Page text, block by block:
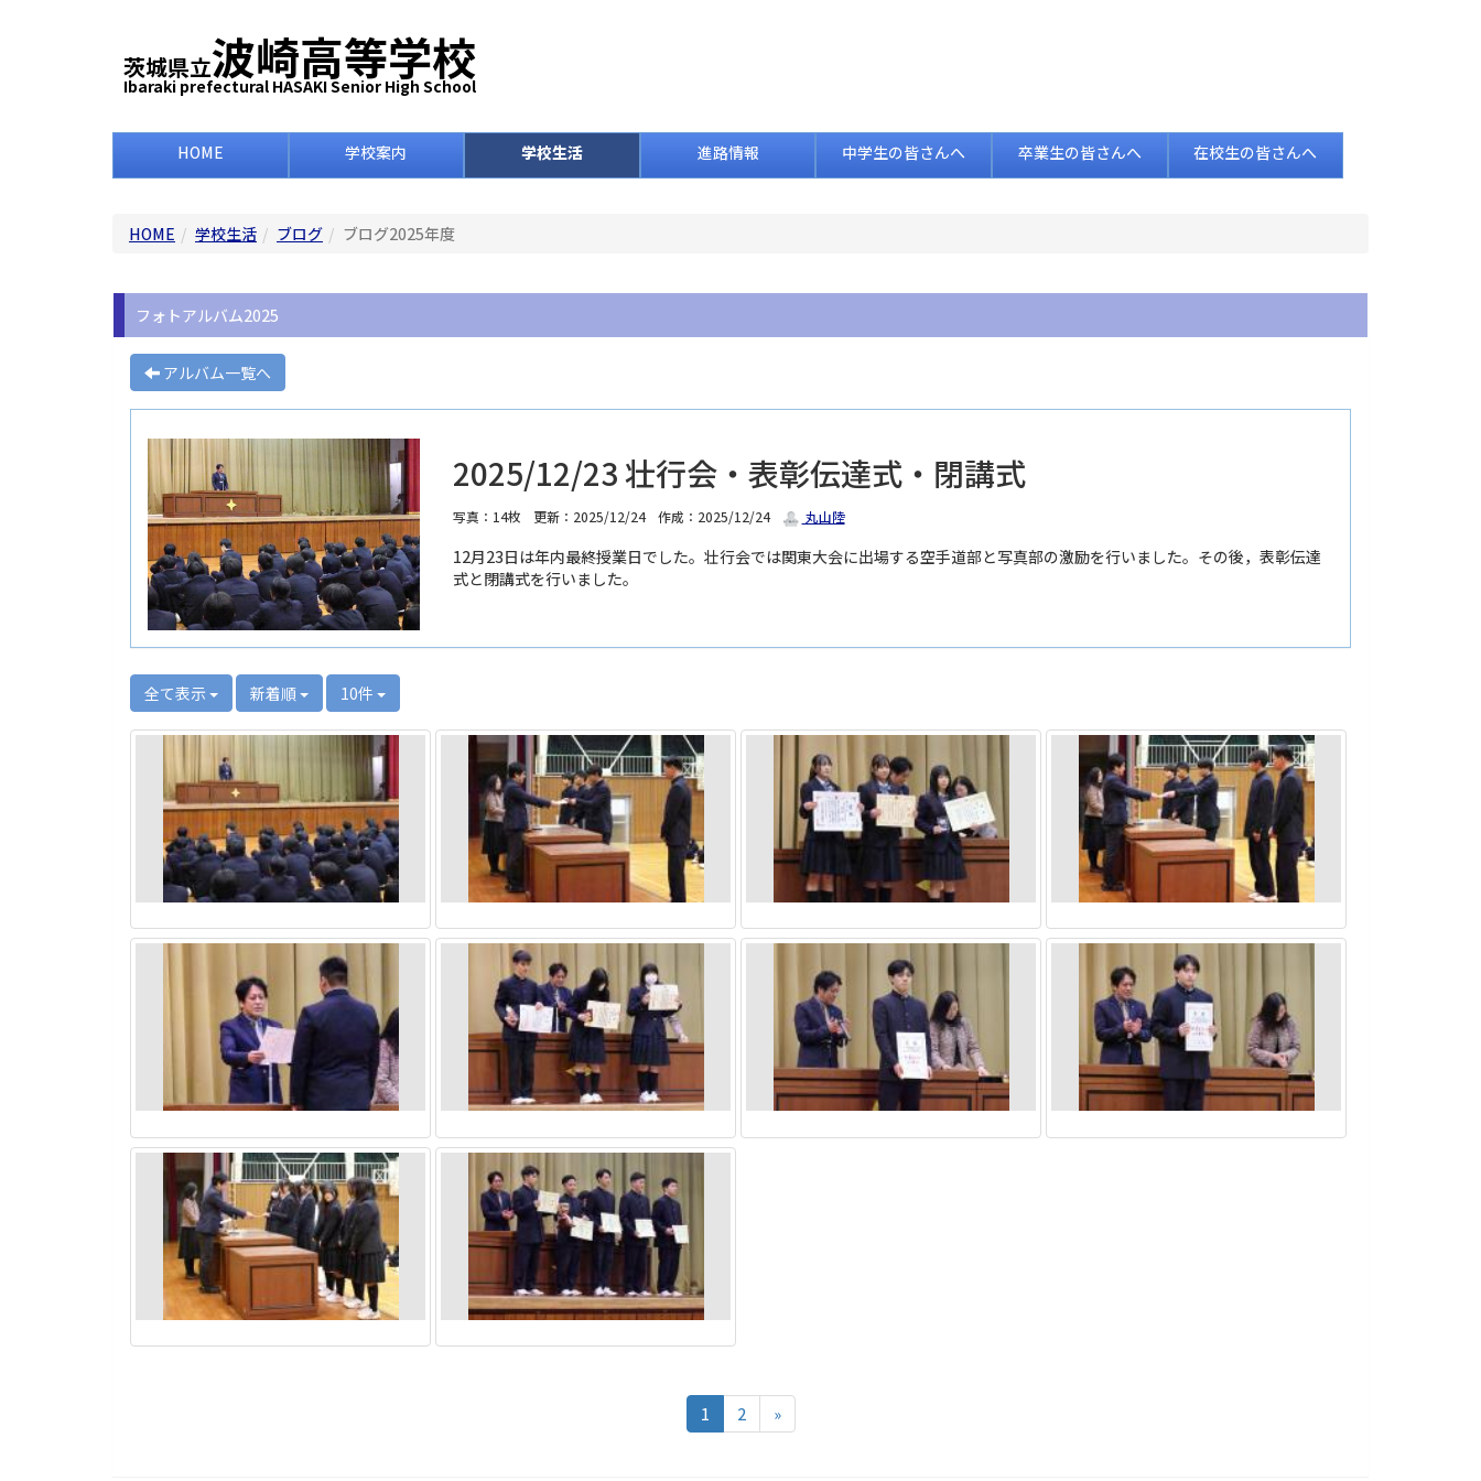
茨城県立波崎高等学校
Ibaraki prefectural HASAKI Senior High School
HOME 学校案内 学校生活 進路情報 中学生の皆さんへ 卒業生の皆さんへ 在校生の皆さんへ
HOME 学校生活 ブログ ブログ2025年度
フォトアルバム2025
アルバム一覧へ
2025/12/23 壮行会・表彰伝達式・閉講式
写真：14枚 更新：2025/12/24 作成：2025/12/24 丸山陸
12月23日は年内最終授業日でした。壮行会では関東大会に出場する空手道部と写真部の激励を行いました。その後，表彰伝達
式と閉講式を行いました。
全て表示 新着順 10件
1 2 »